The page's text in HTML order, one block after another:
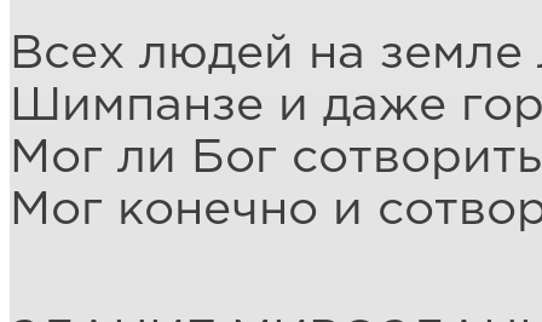
Всех людей на
Шимпанзе и даже
Мог ли Бог
Мог конечно и